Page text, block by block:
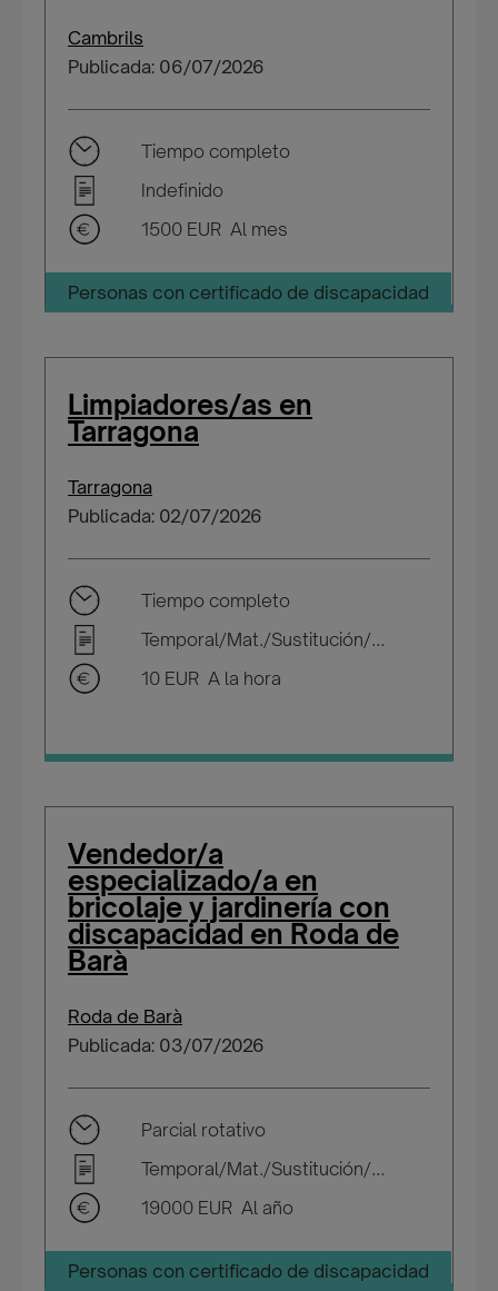
Cambrils
Publicada: 06/07/2026
Tiempo completo
Indefinido
1500 EUR Al mes
Personas con certificado de discapacidad
Limpiadores/as en
Tarragona
Tarragona
Publicada: 02/07/2026
Tiempo completo
Temporal/Mat./Sustitución/...
10 EUR A la hora
Vendedor/a
especializado/a en
bricolaje y jardinería con
discapacidad en Roda de
Barà
Roda de Barà
Publicada: 03/07/2026
Parcial rotativo
Temporal/Mat./Sustitución/...
19000 EUR Al año
Personas con certificado de discapacidad